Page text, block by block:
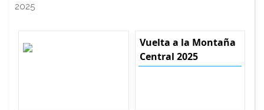
2025
Vuelta a la Montaña
Central 2025